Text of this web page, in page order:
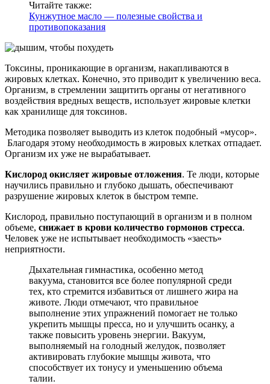
Читайте также:
Кунжутное масло — полезные свойства и
противопоказания
Токсины, проникающие в организм, накапливаются в
жировых клетках. Конечно, это приводит к увеличению веса.
Организм, в стремлении защитить органы от негативного
воздействия вредных веществ, использует жировые клетки
как хранилище для токсинов.
Методика позволяет выводить из клеток подобный «мусор».
Благодаря этому необходимость в жировых клетках отпадает.
Организм их уже не вырабатывает.
Кислород окисляет жировые отложения. Те люди, которые
научились правильно и глубоко дышать, обеспечивают
разрушение жировых клеток в быстром темпе.
Кислород, правильно поступающий в организм и в полном
объеме, снижает в крови количество гормонов стресса.
Человек уже не испытывает необходимость «заесть»
неприятности.
Дыхательная гимнастика, особенно метод
вакуума, становится все более популярной среди
тех, кто стремится избавиться от лишнего жира на
животе. Люди отмечают, что правильное
выполнение этих упражнений помогает не только
укрепить мышцы пресса, но и улучшить осанку, а
также повысить уровень энергии. Вакуум,
выполняемый на голодный желудок, позволяет
активировать глубокие мышцы живота, что
способствует их тонусу и уменьшению объема
талии.